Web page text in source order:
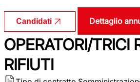
Candidati Dettaglio
OPERATORI/TRICI
RIFIUTI